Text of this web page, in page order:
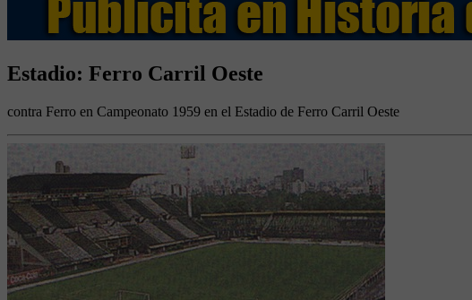
Estadio: Ferro Carril Oeste
contra Ferro en Campeonato 1959 en el Estadio de Ferro Carril Oeste